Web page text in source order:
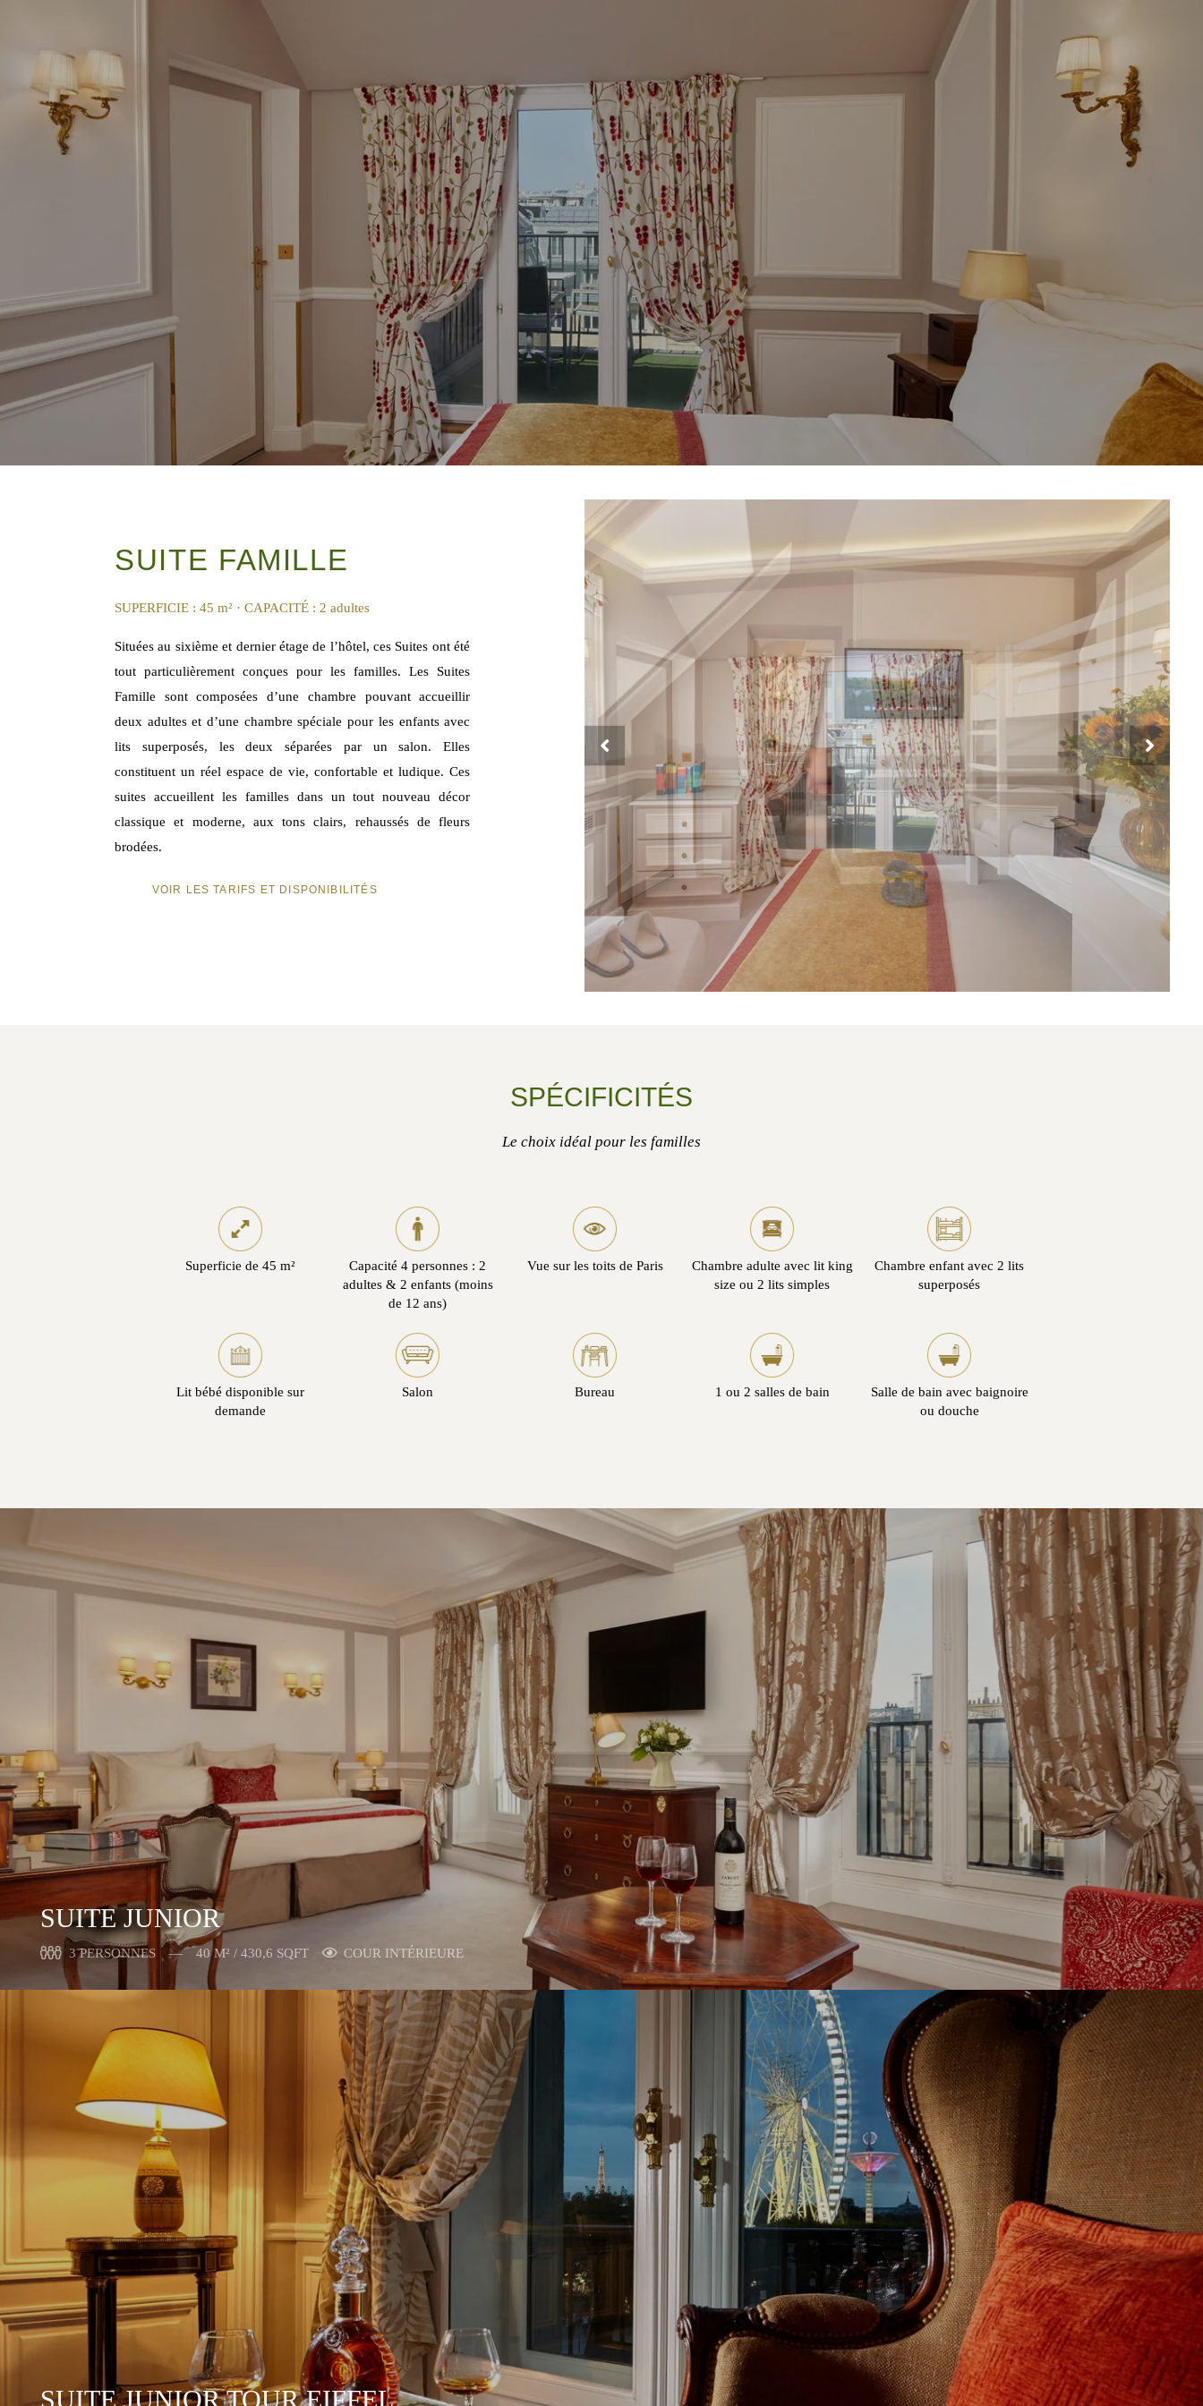
SUITE FAMILLE
SUPERFICIE : 45 m² · CAPACITÉ : 2 adultes
Situées au sixième et dernier étage de l’hôtel, ces Suites ont été
tout particulièrement conçues pour les familles. Les Suites
Famille sont composées d’une chambre pouvant accueillir
deux adultes et d’une chambre spéciale pour les enfants avec
lits superposés, les deux séparées par un salon. Elles
constituent un réel espace de vie, confortable et ludique. Ces
suites accueillent les familles dans un tout nouveau décor
classique et moderne, aux tons clairs, rehaussés de fleurs
brodées.
VOIR LES TARIFS ET DISPONIBILITÉS
SPÉCIFICITÉS
Le choix idéal pour les familles
Superficie de 45 m²
Capacité 4 personnes : 2
adultes & 2 enfants (moins
de 12 ans)
Vue sur les toits de Paris
Chambre adulte avec lit king
size ou 2 lits simples
Chambre enfant avec 2 lits
superposés
Lit bébé disponible sur
demande
Salon Bureau 1 ou 2 salles de bain
Salle de bain avec baignoire
ou douche
SUITE JUNIOR
3 PERSONNES 40 M² / 430,6 SQFT COUR INTÉRIEURE
SUITE JUNIOR TOUR EIFFEL